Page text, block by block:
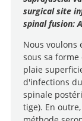
surgical site
spinal fusion:
Nous voulons
sous sa
plaie
d'infections
spinale
tige). En